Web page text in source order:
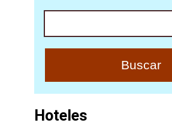
Buscar
Hoteles